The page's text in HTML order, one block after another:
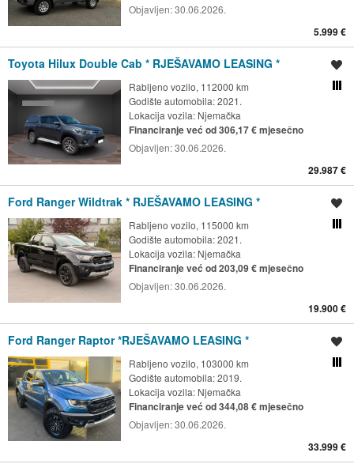
Objavljen:30.06.2026.
5.999 €
Toyota Hilux Double Cab * RJEŠAVAMO LEASING *
Rabljeno vozilo, 112000 km
Godište automobila: 2021.
Lokacija vozila: Njemačka
Financiranje već od 306,17 € mjesečno
Objavljen:30.06.2026.
29.987 €
Ford Ranger Wildtrak * RJEŠAVAMO LEASING *
Rabljeno vozilo, 115000 km
Godište automobila: 2021.
Lokacija vozila: Njemačka
Financiranje već od 203,09 € mjesečno
Objavljen:30.06.2026.
19.900 €
Ford Ranger Raptor *RJEŠAVAMO LEASING *
Rabljeno vozilo, 103000 km
Godište automobila: 2019.
Lokacija vozila: Njemačka
Financiranje već od 344,08 € mjesečno
Objavljen:30.06.2026.
33.999 €